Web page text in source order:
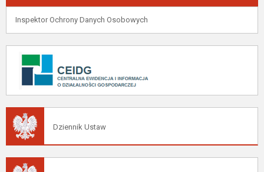
Inspektor Ochrony Danych Osobowych
Dziennik Ustaw